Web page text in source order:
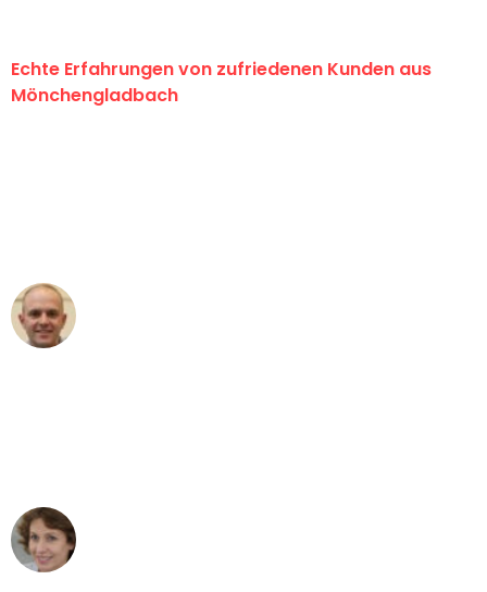
Echte Erfahrungen von zufriedenen Kunden aus
Mönchengladbach